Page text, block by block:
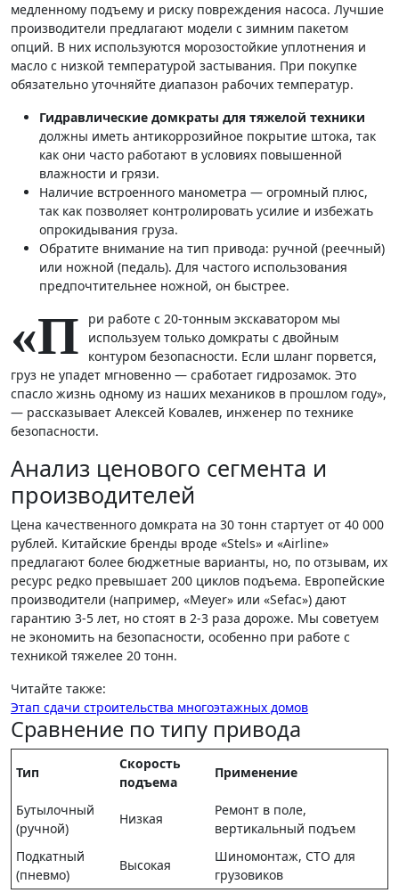
медленному подъему и риску повреждения насоса. Лучшие
производители предлагают модели с зимним пакетом
опций. В них используются морозостойкие уплотнения и
масло с низкой температурой застывания. При покупке
обязательно уточняйте диапазон рабочих температур.
Гидравлические домкраты для тяжелой техники
должны иметь антикоррозийное покрытие штока, так
как они часто работают в условиях повышенной
влажности и грязи.
Наличие встроенного манометра — огромный плюс,
так как позволяет контролировать усилие и избежать
опрокидывания груза.
Обратите внимание на тип привода: ручной (реечный)
или ножной (педаль). Для частого использования
предпочтительнее ножной, он быстрее.
«П
ри работе с 20-тонным экскаватором мы
используем только домкраты с двойным
контуром безопасности. Если шланг порвется,
груз не упадет мгновенно — сработает гидрозамок. Это
спасло жизнь одному из наших механиков в прошлом году»,
— рассказывает Алексей Ковалев, инженер по технике
безопасности.
Анализ ценового сегмента и
производителей
Цена качественного домкрата на 30 тонн стартует от 40 000
рублей. Китайские бренды вроде «Stels» и «Airline»
предлагают более бюджетные варианты, но, по отзывам, их
ресурс редко превышает 200 циклов подъема. Европейские
производители (например, «Meyer» или «Sefac») дают
гарантию 3-5 лет, но стоят в 2-3 раза дороже. Мы советуем
не экономить на безопасности, особенно при работе с
техникой тяжелее 20 тонн.
Читайте также:
Этап сдачи строительства многоэтажных домов
Сравнение по типу привода
Тип
Скорость
подъема
Применение
Бутылочный
(ручной)
Низкая
Ремонт в поле,
вертикальный подъем
Подкатный
(пневмо)
Высокая
Шиномонтаж, СТО для
грузовиков